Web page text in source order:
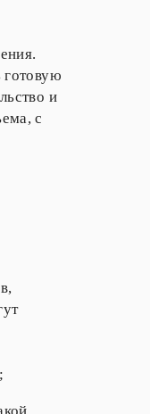
готовую
и
с